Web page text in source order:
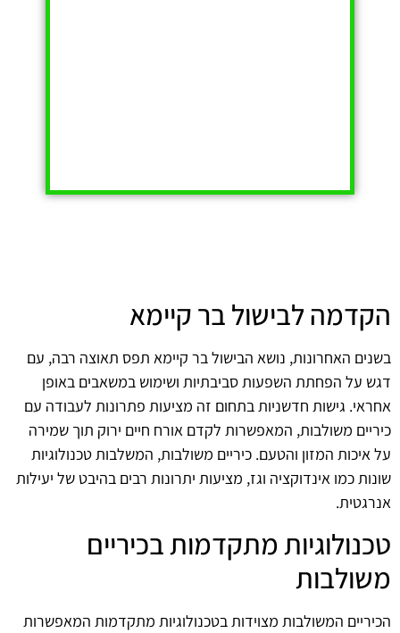
הקדמה לבישול בר קיימא
בשנים האחרונות, נושא הבישול בר קיימא תפס תאוצה רבה, עם
דגש על הפחתת השפעות סביבתיות ושימוש במשאבים באופן
אחראי. גישות חדשניות בתחום זה מציעות פתרונות לעבודה עם
כיריים משולבות, המאפשרות לקדם אורח חיים ירוק תוך שמירה
על איכות המזון והטעם. כיריים משולבות, המשלבות טכנולוגיות
שונות כמו אינדוקציה וגז, מציעות יתרונות רבים בהיבט של יעילות
אנרגטית.
טכנולוגיות מתקדמות בכיריים
משולבות
הכיריים המשולבות מצוידות בטכנולוגיות מתקדמות המאפשרות